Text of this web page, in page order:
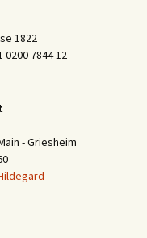
1822
0200 7844 12
- Griesheim